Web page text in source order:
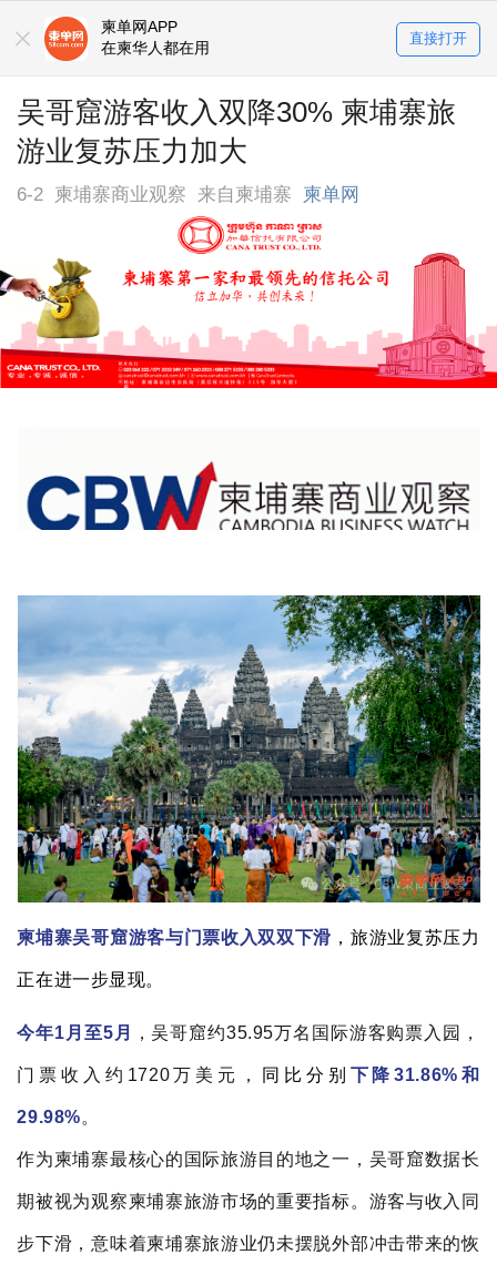
柬单网APP
在柬华人都在用
直接打开
吴哥窟游客收入双降30% 柬埔寨旅
游业复苏压力加大
6-2 柬埔寨商业观察 来自柬埔寨 柬单网
柬埔寨吴哥窟游客与门票收入双双下滑 ，旅游业复苏压力
正在进一步显现。
今年1月至5月 ，吴哥窟约35.95万名国际游客购票入园，
门票收入约1720万美元， 同比分别 下降31.86%和
29.98%。
作为柬埔寨最核心的国际旅游目的地之一，吴哥窟数据长
期被视为观察柬埔寨旅游市场的重要指标。游客与收入同
步下滑，意味着柬埔寨旅游业仍未摆脱外部冲击带来的恢